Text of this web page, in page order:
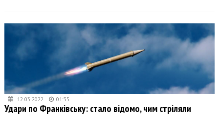
12.03.2022 01:35
Удари по Франківську: стало відомо, чим стріляли